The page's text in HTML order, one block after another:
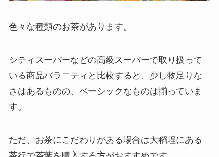
色々な種類のお茶があります。
シティスーパーなどの高級スーパーで取り扱って
いる商品バラエティと比較すると、少し物足りな
さはあるものの、ベーシックなものは揃っていま
す。
ただ、お茶にこだわりがある場合は大稻埕にある